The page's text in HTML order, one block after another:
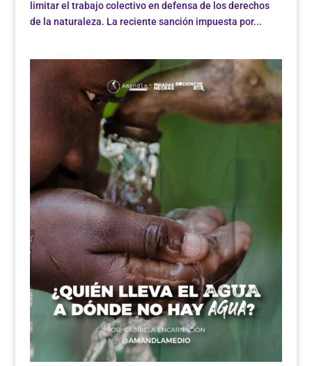
limitar el trabajo colectivo en defensa de los derechos
de la naturaleza. La reciente sanción impuesta por...